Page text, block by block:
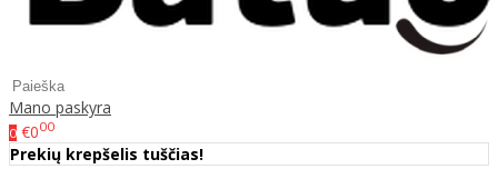
Mano paskyra
0 €000
Prekių krepšelis tuščias!